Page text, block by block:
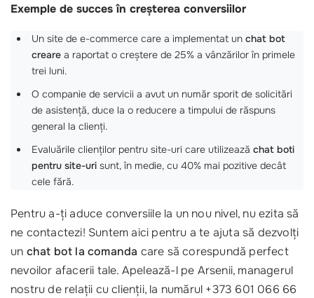
Exemple de succes în creșterea conversiilor
Un site de e-commerce care a implementat un chat bot
creare a raportat o creștere de 25% a vânzărilor în primele
trei luni.
O companie de servicii a avut un număr sporit de solicitări
de asistență, duce la o reducere a timpului de răspuns
general la clienți.
Evaluările clienților pentru site-uri care utilizează chat boti
pentru site-uri sunt, în medie, cu 40% mai pozitive decât
cele fără.
Pentru a-ți aduce conversiile la un nou nivel, nu ezita să
ne contactezi! Suntem aici pentru a te ajuta să dezvolți
un chat bot la comanda care să corespundă perfect
nevoilor afacerii tale. Apelează-l pe Arsenii, managerul
nostru de relații cu clienții, la numărul +373 601 066 66